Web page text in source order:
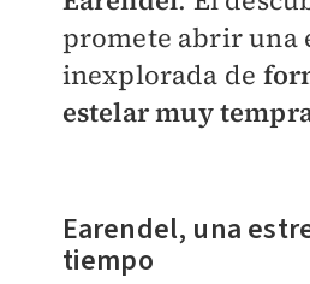
promete abrir una
inexplorada de
estelar muy
Earendel, una
tiempo